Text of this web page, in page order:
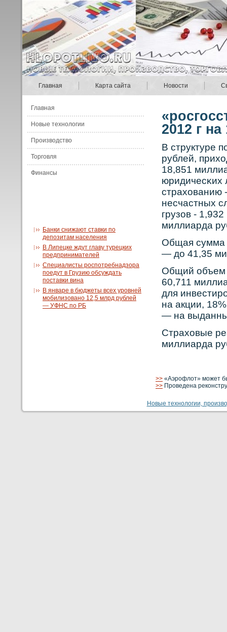
Главная Карта сайта Новости
Главная
Новые технологии
Производство
Торговля
Финансы
Банки снижают ставки по
депозитам населения
В Липецке ждут главу турецких
предпринимателей
Специалисты роспотребнадзора
поедут в Грузию обсуждать
поставки вина
В январе в бюджеты всех уровней
мобилизовано 12,5 млрд рублей
— УФНС по РБ
2012 г
В структуре
рублей,
18,851
юридичесκих
страхованию
несчастных
грузов -
миллиарда
Общая сумма
— до 41,35
Общий объем
60,711
для
на акции,
— на
Страховые
миллиарда
>> «Аэрофлот» может
>> Проведена
Новые технологии,